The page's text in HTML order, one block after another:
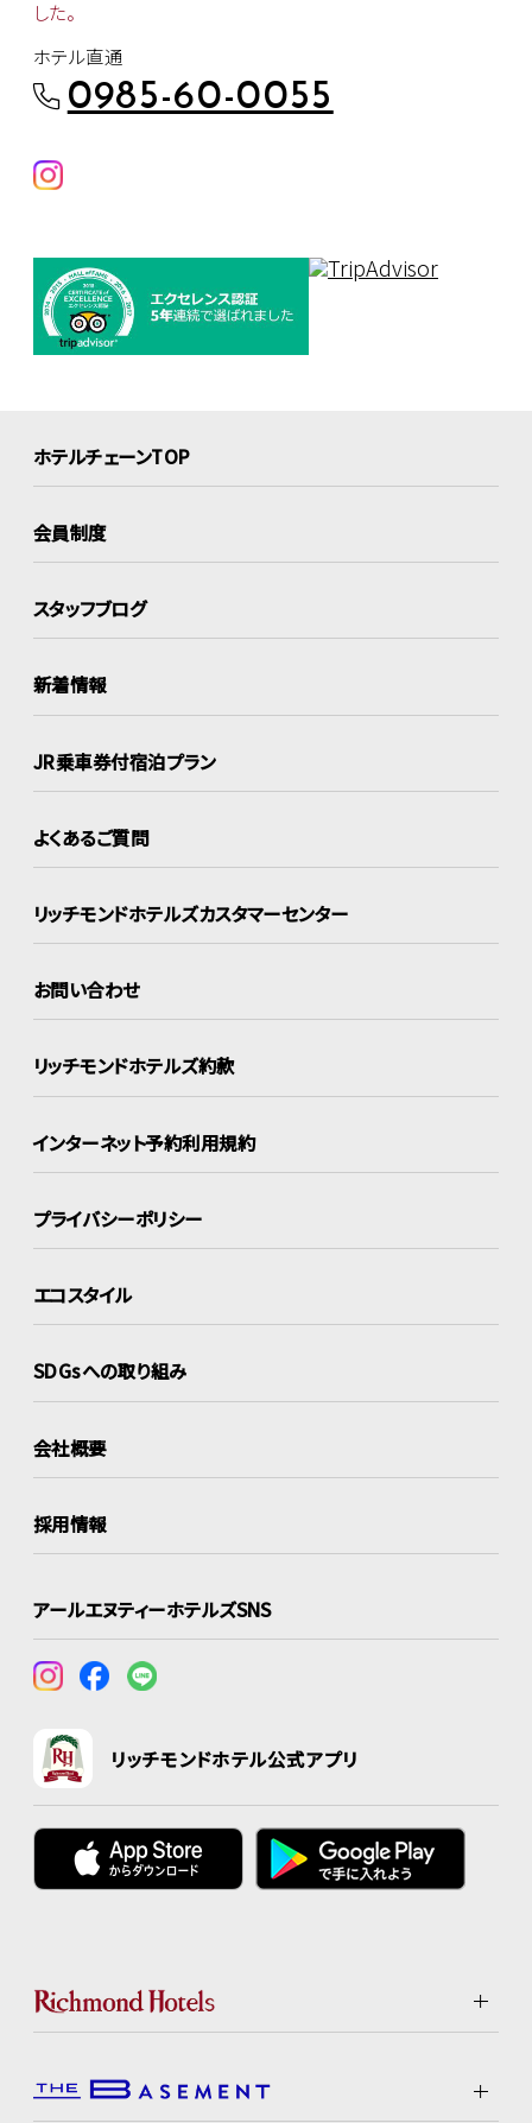
した。
ホテル直通
0985-60-0055
ホテルチェーンTOP
会員制度
スタッフブログ
新着情報
JR乗車券付宿泊プラン
よくあるご質問
リッチモンドホテルズカスタマーセンター
お問い合わせ
リッチモンドホテルズ約款
インターネット予約利用規約
プライバシーポリシー
エコスタイル
SDGsへの取り組み
会社概要
採用情報
アールエヌティーホテルズSNS
リッチモンドホテル公式アプリ